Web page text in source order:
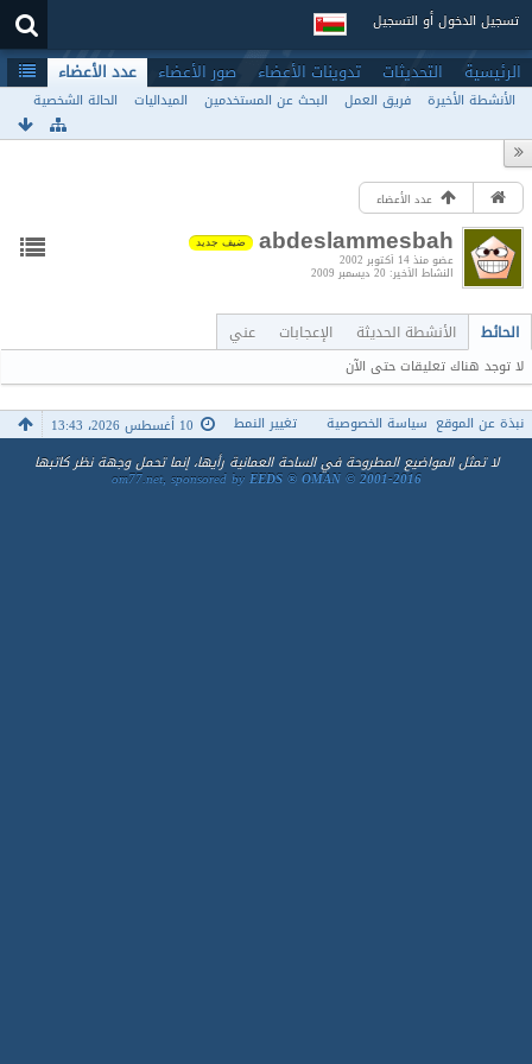
تسجيل الدخول أو التسجيل
الرئيسية التحديثات تدوينات الأعضاء صور الأعضاء عدد الأعضاء
الأنشطة الأخيرة فريق العمل البحث عن المستخدمين الميداليات الحالة الشخصية
عدد الأعضاء
abdeslammesbah ضيف جديد
عضو منذ 14 أكتوبر 2002
النشاط الأخير 20 ديسمبر 2009
الحائط الأنشطة الحديثة الإعجابات عني
لا توجد هناك تعليقات حتى الآن
نبذة عن الموقع سياسة الخصوصية 10 أغسطس 2026، 13:43
تغيير النمط
لا تمثل المواضيع المطروحة في الساحة العمانية رأيها، إنما تحمل وجهة نظر كاتبها
om77.net, sponsored byEEDS ® OMAN © 2001-2016